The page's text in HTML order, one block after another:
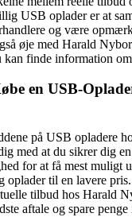
USB oplader er at
og være
øje med Harald
kan finde information
en USB-
på USB opladere
med at du sikrer dig
for at få mest muligt
oplader til en lavere
tilbud hos Harald
aftale og spare